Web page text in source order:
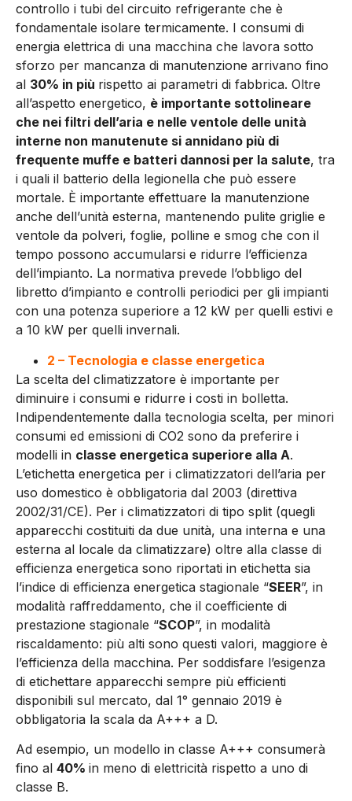
controllo i tubi del circuito refrigerante che è
fondamentale isolare termicamente. I consumi di
energia elettrica di una macchina che lavora sotto
sforzo per mancanza di manutenzione arrivano fino
al 30% in più rispetto ai parametri di fabbrica. Oltre
all’aspetto energetico, è importante sottolineare
che nei filtri dell’aria e nelle ventole delle unità
interne non manutenute si annidano più di
frequente muffe e batteri dannosi per la salute, tra
i quali il batterio della legionella che può essere
mortale. È importante effettuare la manutenzione
anche dell’unità esterna, mantenendo pulite griglie e
ventole da polveri, foglie, polline e smog che con il
tempo possono accumularsi e ridurre l’efficienza
dell’impianto. La normativa prevede l’obbligo del
libretto d’impianto e controlli periodici per gli impianti
con una potenza superiore a 12 kW per quelli estivi e
a 10 kW per quelli invernali.
2 – Tecnologia e classe energetica
La scelta del climatizzatore è importante per
diminuire i consumi e ridurre i costi in bolletta.
Indipendentemente dalla tecnologia scelta, per minori
consumi ed emissioni di CO2 sono da preferire i
modelli in classe energetica superiore alla A.
L’etichetta energetica per i climatizzatori dell’aria per
uso domestico è obbligatoria dal 2003 (direttiva
2002/31/CE). Per i climatizzatori di tipo split (quegli
apparecchi costituiti da due unità, una interna e una
esterna al locale da climatizzare) oltre alla classe di
efficienza energetica sono riportati in etichetta sia
l’indice di efficienza energetica stagionale “SEER”, in
modalità raffreddamento, che il coefficiente di
prestazione stagionale “SCOP”, in modalità
riscaldamento: più alti sono questi valori, maggiore è
l’efficienza della macchina. Per soddisfare l’esigenza
di etichettare apparecchi sempre più efficienti
disponibili sul mercato, dal 1° gennaio 2019 è
obbligatoria la scala da A+++ a D.
Ad esempio, un modello in classe A+++ consumerà
fino al 40% in meno di elettricità rispetto a uno di
classe B.